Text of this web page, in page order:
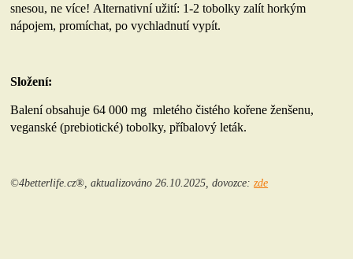
snesou, ne více! Alternativní užití: 1-2 tobolky zalít horkým
nápojem, promíchat, po vychladnutí vypít.
Složení:
Balení obsahuje 64 000 mg mletého čistého kořene ženšenu,
veganské (prebiotické) tobolky, příbalový leták.
©4betterlife.cz®, aktualizováno 26.10.2025, dovozce:zde